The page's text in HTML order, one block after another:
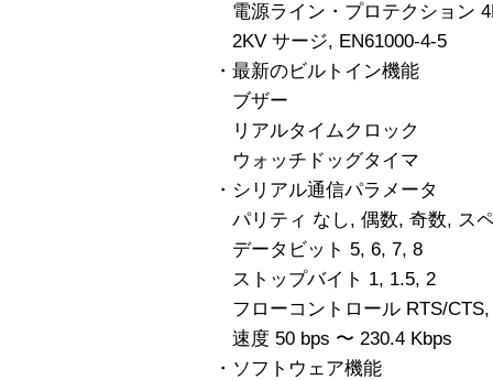
電源ライン・プロテクション
2KV サージ, EN61000-4-5
・最新のビルトイン機能
ブザー
リアルタイムクロック
ウォッチドッグタイマ
・シリアル通信パラメータ
パリティ なし, 偶数, 奇数, ス
データビット 5, 6, 7, 8
ストップバイト 1, 1.5, 2
フローコントロール RTS/CTS,
速度 50 bps 〜 230.4 Kbps
・ソフトウェア機能